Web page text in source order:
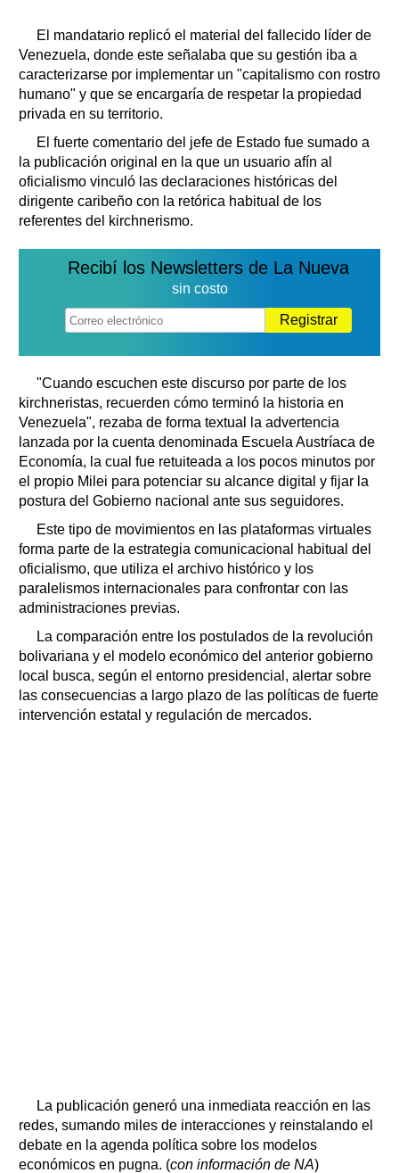
El mandatario replicó el material del fallecido líder de
Venezuela, donde este señalaba que su gestión iba a
caracterizarse por implementar un "capitalismo con rostro
humano" y que se encargaría de respetar la propiedad
privada en su territorio.
El fuerte comentario del jefe de Estado fue sumado a
la publicación original en la que un usuario afín al
oficialismo vinculó las declaraciones históricas del
dirigente caribeño con la retórica habitual de los
referentes del kirchnerismo.
Recibí los Newsletters de La Nueva
sin costo
Registrar
"Cuando escuchen este discurso por parte de los
kirchneristas, recuerden cómo terminó la historia en
Venezuela", rezaba de forma textual la advertencia
lanzada por la cuenta denominada Escuela Austríaca de
Economía, la cual fue retuiteada a los pocos minutos por
el propio Milei para potenciar su alcance digital y fijar la
postura del Gobierno nacional ante sus seguidores.
Este tipo de movimientos en las plataformas virtuales
forma parte de la estrategia comunicacional habitual del
oficialismo, que utiliza el archivo histórico y los
paralelismos internacionales para confrontar con las
administraciones previas.
La comparación entre los postulados de la revolución
bolivariana y el modelo económico del anterior gobierno
local busca, según el entorno presidencial, alertar sobre
las consecuencias a largo plazo de las políticas de fuerte
intervención estatal y regulación de mercados.
La publicación generó una inmediata reacción en las
redes, sumando miles de interacciones y reinstalando el
debate en la agenda política sobre los modelos
económicos en pugna. (con información de NA)